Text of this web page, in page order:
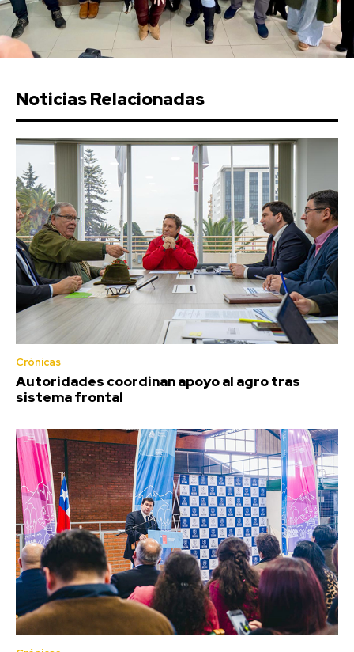
Noticias Relacionadas
Crónicas
Autoridades coordinan apoyo al agro tras
sistema frontal